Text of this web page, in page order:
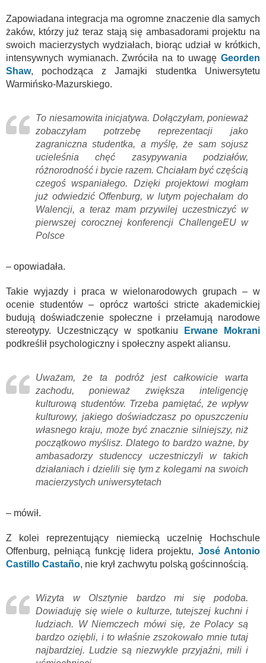
Zapowiadana integracja ma ogromne znaczenie dla samych
żaków, którzy już teraz stają się ambasadorami projektu na
swoich macierzystych wydziałach, biorąc udział w krótkich,
intensywnych wymianach. Zwróciła na to uwagę Georden
Shaw, pochodząca z Jamajki studentka Uniwersytetu
Warmińsko-Mazurskiego.
To niesamowita inicjatywa. Dołączyłam, ponieważ
zobaczyłam potrzebę reprezentacji jako
zagraniczna studentka, a myślę, że sam sojusz
ucieleśnia chęć zasypywania podziałów,
różnorodność i bycie razem. Chciałam być częścią
czegoś wspaniałego. Dzięki projektowi mogłam
już odwiedzić Offenburg, w lutym pojechałam do
Walencji, a teraz mam przywilej uczestniczyć w
pierwszej corocznej konferencji ChallengeEU w
Polsce
– opowiadała.
Takie wyjazdy i praca w wielonarodowych grupach – w
ocenie studentów – oprócz wartości stricte akademickiej
budują doświadczenie społeczne i przełamują narodowe
stereotypy. Uczestniczący w spotkaniu
Erwane Mokrani
podkreślił psychologiczny i społeczny aspekt aliansu.
Uważam, że ta podróż jest całkowicie warta
zachodu, ponieważ zwiększa inteligencję
kulturową studentów. Trzeba pamiętać, że wpływ
kulturowy, jakiego doświadczasz po opuszczeniu
własnego kraju, może być znacznie silniejszy, niż
początkowo myślisz. Dlatego to bardzo ważne, by
ambasadorzy studenccy uczestniczyli w takich
działaniach i dzielili się tym z kolegami na swoich
macierzystych uniwersytetach
– mówił.
Z kolei reprezentujący niemiecką uczelnię Hochschule
Offenburg, pełniącą funkcję lidera projektu, José Antonio
Castillo Castaño, nie krył zachwytu polską gościnnością.
Wizyta w Olsztynie bardzo mi się podoba.
Dowiaduję się wiele o kulturze, tutejszej kuchni i
ludziach. W Niemczech mówi się, że Polacy są
bardzo oziębli, i to właśnie zszokowało mnie tutaj
najbardziej. Ludzie są niezwykle przyjaźni, mili i